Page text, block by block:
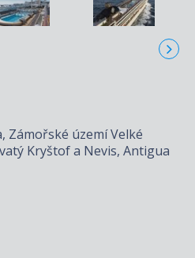
Zámořské území Velké
Kryštof a Nevis, Antigua